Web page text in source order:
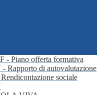
- Piano offerta formativa
Rapporto di autovalutazione
sociale